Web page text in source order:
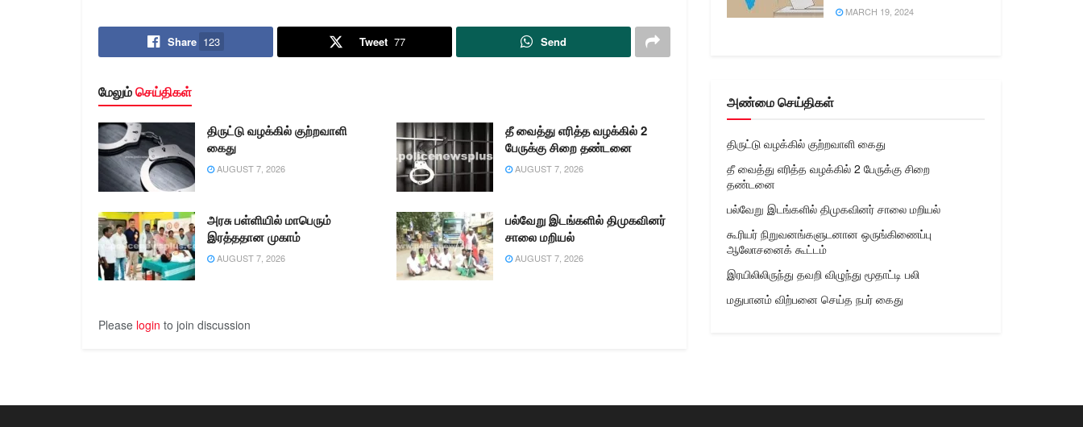
Share 123 Tweet 77 Send
மேலும்செய்திகள்
திருட்டு வழக்கில் குற்றவாளி
கைது
AUGUST 7, 2026
தீ வைத்து எரித்த வழக்கில் 2
பேருக்கு சிறை தண்டனை
AUGUST 7, 2026
அரசு பள்ளியில் மாபெரும்
இரத்ததான முகாம்
AUGUST 7, 2026
பல்வேறு இடங்களில் திமுகவினர்
சாலை மறியல்
AUGUST 7, 2026
Please login to join discussion
MARCH 19, 2024
அண்மை செய்திகள்
திருட்டு வழக்கில் குற்றவாளி கைது
தீ வைத்து எரித்த வழக்கில் 2 பேருக்கு சிறை
தண்டனை
பல்வேறு இடங்களில் திமுகவினர் சாலை மறியல்
கூரியர் நிறுவனங்களுடனான ஒருங்கிணைப்பு
ஆலோசனைக் கூட்டம்
இரயிலிலிருந்து தவறி விழுந்து மூதாட்டி பலி
மதுபானம் விற்பனை செய்த நபர் கைது